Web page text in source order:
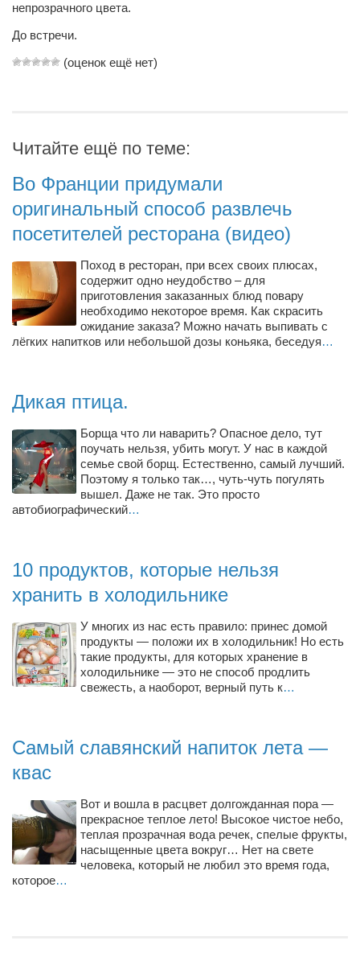
непрозрачного цвета.
До встречи.
(оценок ещё нет)
Читайте ещё по теме:
Во Франции придумали
оригинальный способ развлечь
посетителей ресторана (видео)
Поход в ресторан, при всех своих плюсах,
содержит одно неудобство – для
приготовления заказанных блюд повару
необходимо некоторое время. Как скрасить
ожидание заказа? Можно начать выпивать с
лёгких напитков или небольшой дозы коньяка, беседуя…
Дикая птица.
Борща что ли наварить? Опасное дело, тут
поучать нельзя, убить могут. У нас в каждой
семье свой борщ. Естественно, самый лучший.
Поэтому я только так…, чуть-чуть погулять
вышел. Даже не так. Это просто
автобиографический…
10 продуктов, которые нельзя
хранить в холодильнике
У многих из нас есть правило: принес домой
продукты — положи их в холодильник! Но есть
такие продукты, для которых хранение в
холодильнике — это не способ продлить
свежесть, а наоборот, верный путь к…
Самый славянский напиток лета —
квас
Вот и вошла в расцвет долгожданная пора —
прекрасное теплое лето! Высокое чистое небо,
теплая прозрачная вода речек, спелые фрукты,
насыщенные цвета вокруг… Нет на свете
человека, который не любил это время года,
которое…